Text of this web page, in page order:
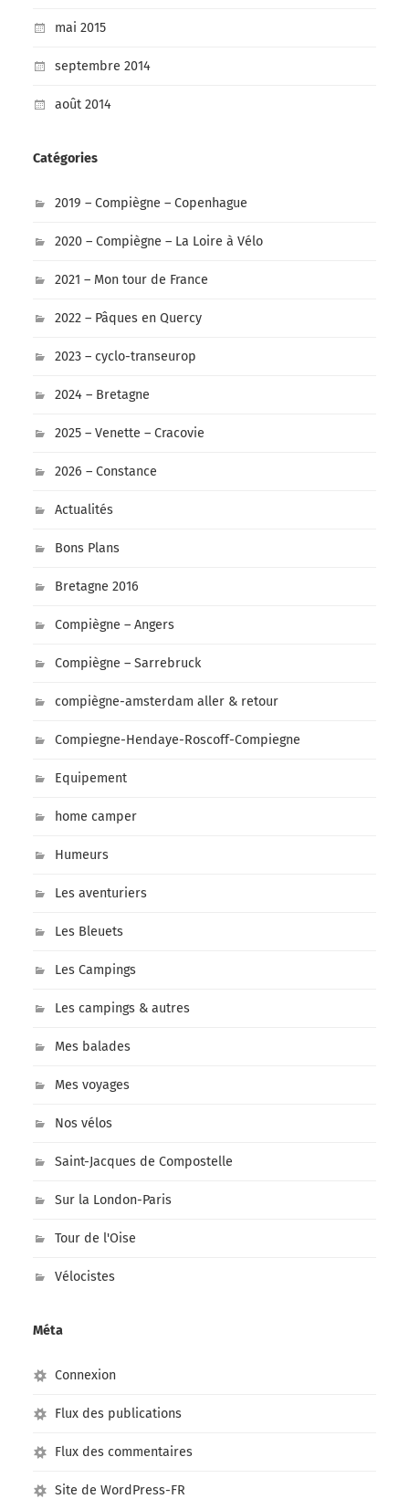
mai 2015
septembre 2014
août 2014
Catégories
2019 – Compiègne – Copenhague
2020 – Compiègne – La Loire à Vélo
2021 – Mon tour de France
2022 – Pâques en Quercy
2023 – cyclo-transeurop
2024 – Bretagne
2025 – Venette – Cracovie
2026 – Constance
Actualités
Bons Plans
Bretagne 2016
Compiègne – Angers
Compiègne – Sarrebruck
compiègne-amsterdam aller & retour
Compiegne-Hendaye-Roscoff-Compiegne
Equipement
home camper
Humeurs
Les aventuriers
Les Bleuets
Les Campings
Les campings & autres
Mes balades
Mes voyages
Nos vélos
Saint-Jacques de Compostelle
Sur la London-Paris
Tour de l'Oise
Vélocistes
Méta
Connexion
Flux des publications
Flux des commentaires
Site de WordPress-FR